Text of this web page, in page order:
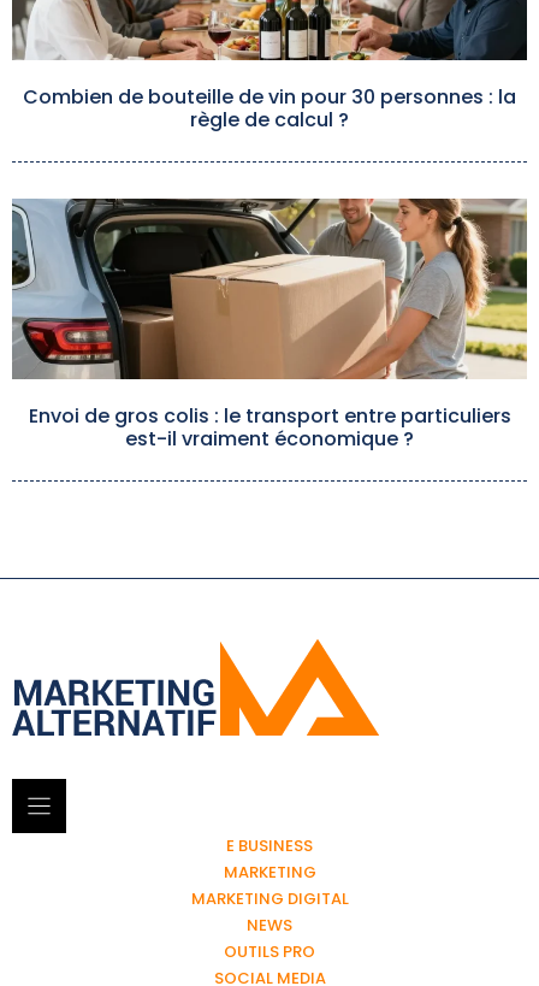
Combien de bouteille de vin pour 30 personnes : la
règle de calcul ?
Envoi de gros colis : le transport entre particuliers
est-il vraiment économique ?
E BUSINESS
MARKETING
MARKETING DIGITAL
NEWS
OUTILS PRO
SOCIAL MEDIA